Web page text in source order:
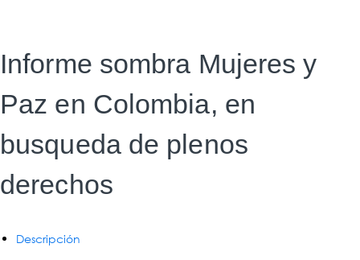
Informe sombra Mujeres y
Paz en Colombia, en
busqueda de plenos
derechos
Descripción